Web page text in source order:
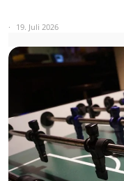
19. Juli 2026